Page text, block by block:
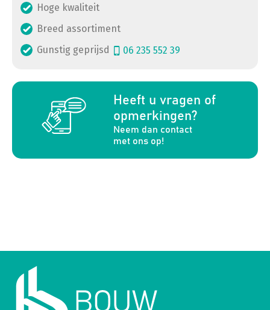
Hoge kwaliteit
Breed assortiment
Gunstig geprijsd
06 235 552 39
Heeft u vragen of
opmerkingen?
Neem dan contact
met ons op!
a